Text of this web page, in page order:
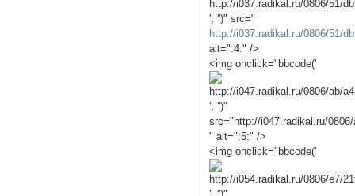
', '')" src="
http://i037.radikal.ru/0806/51/
alt=":4:" />
<img onclick="bbcode('
', '')"
src="http://i047.radikal.ru/
" alt=":5:" />
<img onclick="bbcode('